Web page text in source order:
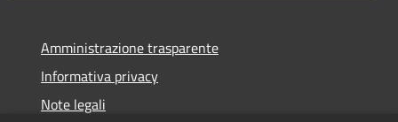
Amministrazione trasparente
Informativa privacy
Note legali